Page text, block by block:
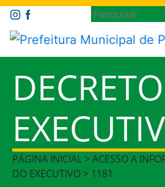
PÁGINA INICIAL > ACESSO A
DO EXECUTIVO > 1181